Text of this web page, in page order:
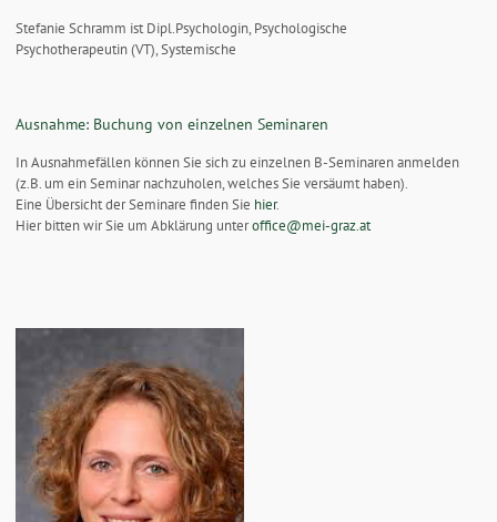
Stefanie Schramm ist Dipl.Psychologin, Psychologische
Psychotherapeutin (VT), Systemische
Ausnahme: Buchung von einzelnen Seminaren
In Ausnahmefällen können Sie sich zu einzelnen B-Seminaren anmelden
(z.B. um ein Seminar nachzuholen, welches Sie versäumt haben).
Eine Übersicht der Seminare finden Sie hier.
Hier bitten wir Sie um Abklärung unteroffice@mei-graz.at